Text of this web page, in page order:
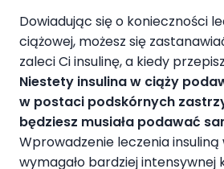
Dowiadując się o konieczności
ciążowej, możesz się
zaleci Ci insulinę, a kiedy
Niestety insulina w ciąży
w postaci podskórnych
będziesz musiała podawać
Wprowadzenie leczenia
wymagało bardziej intensywnej